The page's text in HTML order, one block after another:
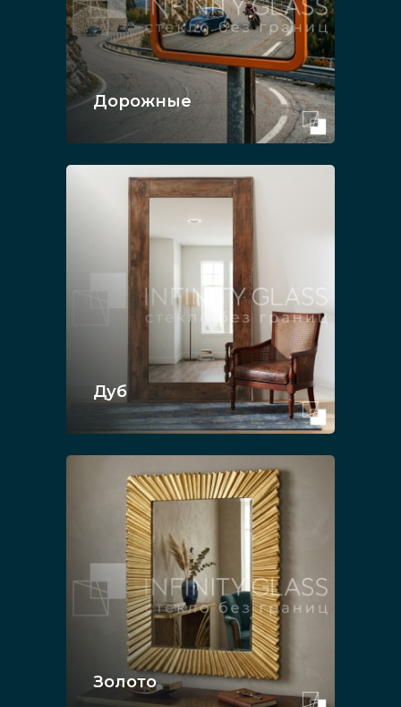
Дорожные
Дуб
Золото